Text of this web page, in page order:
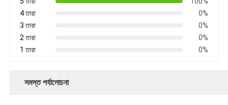
4 তারা
0%
3 তারা
0%
2 তারা
0%
1 তারা
0%
সমস্ত পর্যালোচনা